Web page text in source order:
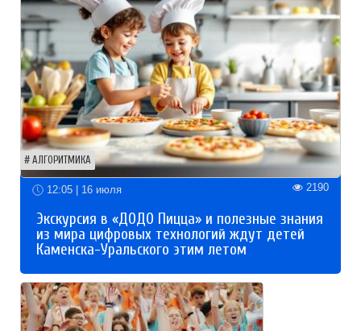
АЛГОРИТМИКА
12:05 | 16 июля 2190
Экскурсия в «ДОДО Пицца» и полезные знания
из мира цифровых технологий ждут детей
Каменска-Уральского этим летом